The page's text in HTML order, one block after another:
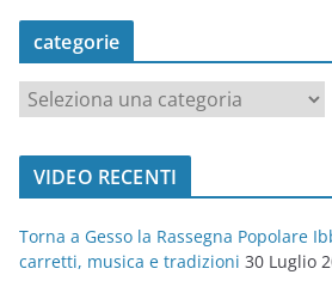
categorie
a
t
o
r
VIDEO RECENTI
Torna a Gesso la Rassegna Popolare
carretti, musica e tradizioni 30 Luglio